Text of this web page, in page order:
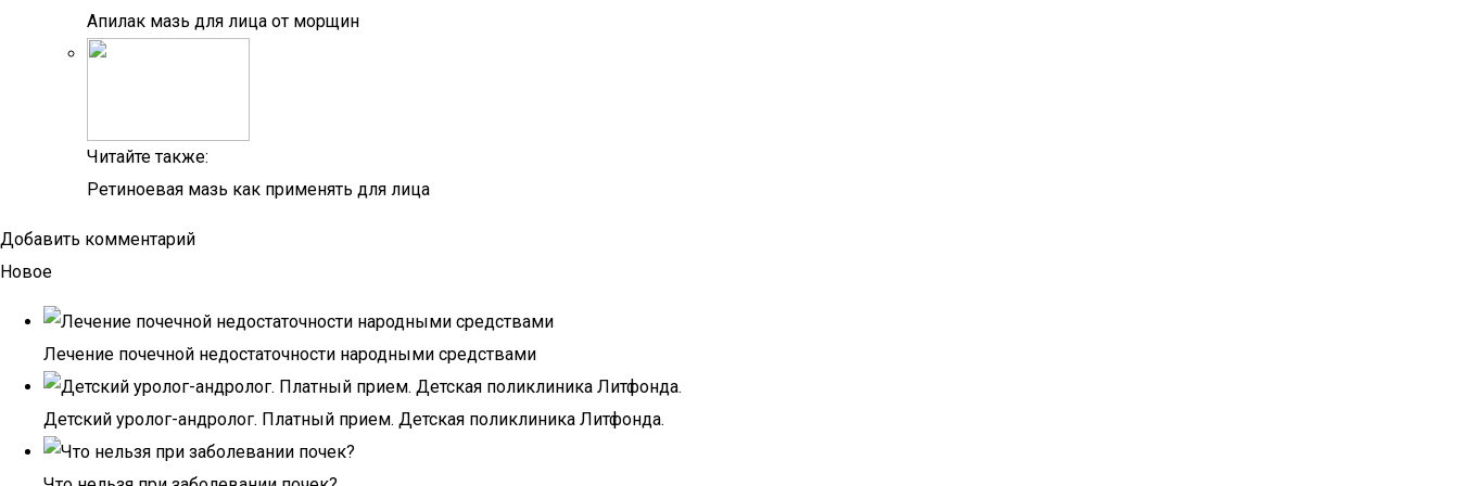
Апилак мазь для лица от морщин
Читайте также:
Ретиноевая мазь как применять для лица
Добавить комментарий
Новое
Лечение почечной недостаточности народными средствами
Детский уролог-андролог. Платный прием. Детская поликлиника Литфонда.